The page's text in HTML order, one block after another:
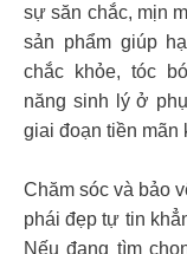
sự săn chắc, mịn
sản phẩm giúp
chắc khỏe, tóc
năng sinh lý ở
giai đoạn tiền mãn
Chăm sóc và bảo
phái đẹp tự tin
Nếu đang tìm